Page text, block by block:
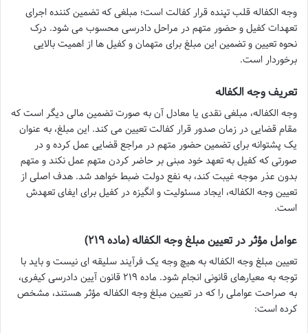
وجه الکفاله قلب تپنده قرار کفالت است؛ مبلغی که تضمین کننده اجرای
تعهدات کفیل و حضور متهم در مراحل دادرسی محسوب می شود. درک
نحوه تعیین و تضمین این مبلغ برای متهمان و کفیل ها از اهمیت بالایی
برخوردار است.
تعریف وجه الکفاله
وجه الکفاله، مبلغی نقدی یا معادل آن به صورت تضمین مالی دیگر است که
مقام قضایی در زمان صدور قرار کفالت تعیین می کند. این مبلغ، به عنوان
یک پشتوانه برای تضمین حضور متهم در مراجع قضایی عمل کرده و در
صورتی که کفیل به تعهد خود مبنی بر حاضر کردن متهم عمل نکند و متهم
بدون عذر موجه غیبت کند، به نفع دولت ضبط خواهد شد. هدف اصلی از
تعیین وجه الکفاله، ایجاد مسئولیت و انگیزه در کفیل برای ایفای تعهدش
است.
عوامل مؤثر در تعیین مبلغ وجه الکفاله (ماده ۲۱۹)
تعیین مبلغ وجه الکفاله به هیچ وجه یک فرآیند سلیقه ای نیست و باید با
توجه به معیارهای قانونی انجام شود. ماده ۲۱۹ قانون آیین دادرسی کیفری،
به صراحت عواملی را که در تعیین مبلغ وجه الکفاله مؤثر هستند، مشخص
کرده است: